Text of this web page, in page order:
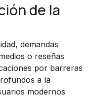
de la
demandas
o reseñas
por barreras
a la
modernos